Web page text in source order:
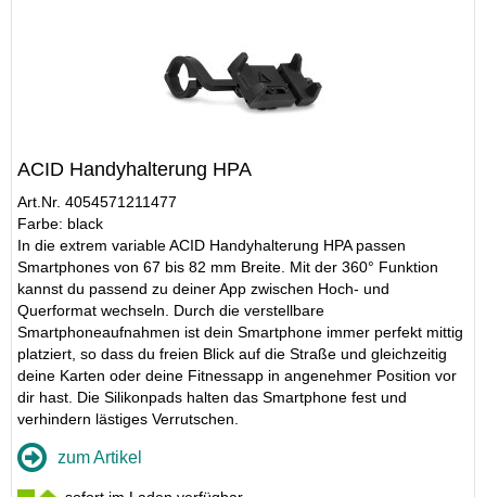
ACID Handyhalterung HPA
Art.Nr. 4054571211477
Farbe: black
In die extrem variable ACID Handyhalterung HPA passen
Smartphones von 67 bis 82 mm Breite. Mit der 360° Funktion
kannst du passend zu deiner App zwischen Hoch- und
Querformat wechseln. Durch die verstellbare
Smartphoneaufnahmen ist dein Smartphone immer perfekt mittig
platziert, so dass du freien Blick auf die Straße und gleichzeitig
deine Karten oder deine Fitnessapp in angenehmer Position vor
dir hast. Die Silikonpads halten das Smartphone fest und
verhindern lästiges Verrutschen.
zum Artikel